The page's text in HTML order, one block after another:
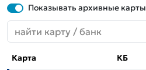
Показывать архивные карты
Карта КБ